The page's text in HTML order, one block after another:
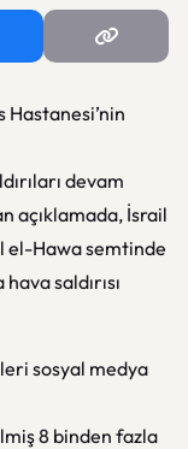
Hastanesi’nin
devam
açıklamada, İsrail
el-Hawa semtinde
saldırısı
sosyal medya
8 binden fazla